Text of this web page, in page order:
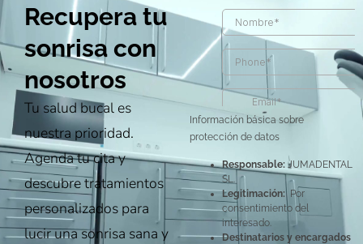
Recupera tu
sonrisa con
nosotros
Tu salud bucal es
nuestra prioridad.
Agenda tu cita y
descubre tratamientos
personalizados para
lucir una sonrisa sana y
Información básica sobre
protección de datos
Responsable: JUMADENTAL
SL.
Legitimación: Por
consentimiento del
interesado.
Destinatarios y encargados